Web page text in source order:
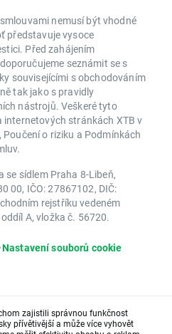
nemusí být vhodné
představuje vysoce
Před zahájením
seznámit se s
souvisejícími s obchodováním
tak jako s pravidly
nástrojů. Veškeré tyto
stránkách XTB v
o riziku a Podmínkách
se sídlem Praha 8-Libeň,
00, IČO: 27867102, DIČ:
rejstříku vedeném
A, vložka č. 56720.
Nastavení souborů cookie
zajistili správnou funkčnost
přívětivější a může více vyhovět